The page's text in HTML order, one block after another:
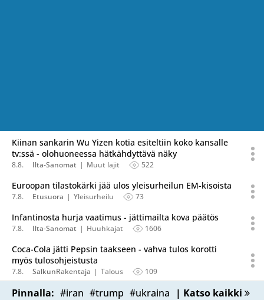
Kiinan sankarin Wu Yizen kotia esiteltiin koko kansalle
tv:ssä - olohuoneessa hätkähdyttävä näky
8.8. Ilta-Sanomat Muut lajit 522
Euroopan tilastokärki jää ulos yleisurheilun EM-kisoista
7.8. Etusuora Yleisurheilu 73
Infantinosta hurja vaatimus - jättimailta kova päätös
7.8. Ilta-Sanomat Huuhkajat 1606
Coca-Cola jätti Pepsin taakseen - vahva tulos korotti
myös tulosohjeistusta
7.8. SalkunRakentaja Talous 109
Pinnalla: #iran #trump #ukraina
| Katso kaikki